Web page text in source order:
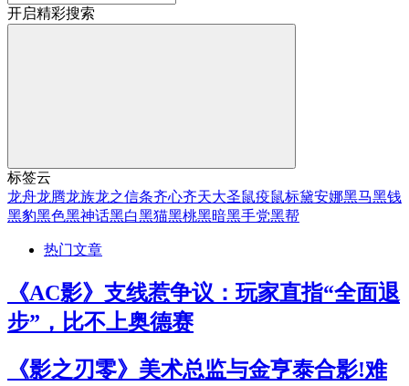
开启精彩搜索
标签云
龙舟龙腾龙族龙之信条齐心齐天大圣鼠疫鼠标黛安娜黑马黑钱
黑豹黑色黑神话黑白黑猫黑桃黑暗黑手党黑帮
热门文章
《AC影》支线惹争议：玩家直指“全面退
步”，比不上奥德赛
《影之刃零》美术总监与金亨泰合影!难